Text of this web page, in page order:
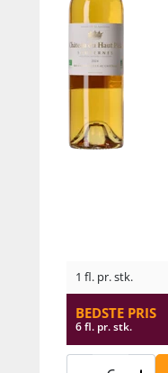
1 fl. pr. stk.
BEDSTE PRIS
6 fl. pr. stk.